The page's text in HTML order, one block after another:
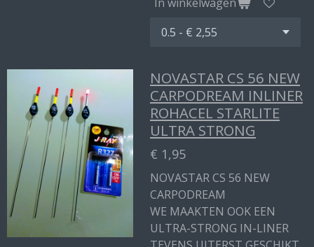
NOVASTAR CS 56 NEW
CARPODREAM INLINER
ROHACEL STARLITE
ULTRA STRONG
€ 1,95
NOVASTAR CS 56 NEW
CARPODREAM
WE MAAKTEN OOK EEN
ULTRA-STRONG IN-LINER